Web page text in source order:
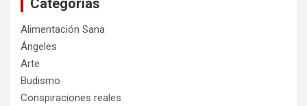
Categorías
Alimentación Sana
Ángeles
Arte
Budismo
Conspiraciones reales